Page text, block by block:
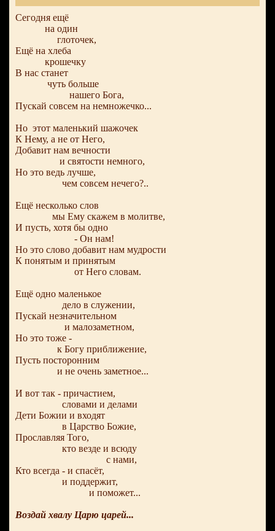
Сегодня ещё
на один
глоточек,
Ещё на хлеба
крошечку
В нас станет
чуть больше
нашего Бога,
Пускай совсем на немножечко...
Но этот маленький шажочек
К Нему, а не от Него,
Добавит нам вечности
и святости немного,
Но это ведь лучше,
чем совсем нечего?..
Ещё несколько слов
мы Ему скажем в молитве,
И пусть, хотя бы одно
- Он нам!
Но это слово добавит нам мудрости
К понятым и принятым
от Него словам.
Ещё одно маленькое
дело в служении,
Пускай незначительном
и малозаметном,
Но это тоже -
к Богу приближение,
Пусть посторонним
и не очень заметное...
И вот так - причастием,
словами и делами
Дети Божии и входят
в Царство Божие,
Прославляя Того,
кто везде и всюду
с нами,
Кто всегда - и спасёт,
и поддержит,
и поможет...
Воздай хвалу Царю царей...